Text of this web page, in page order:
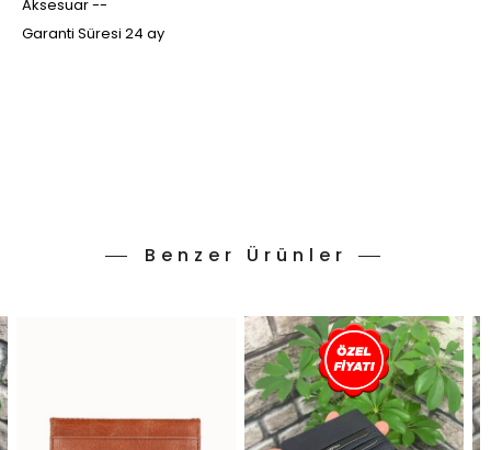
Aksesuar --
Garanti Süresi 24 ay
Benzer Ürünler